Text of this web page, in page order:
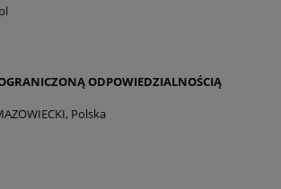
ODPOWIEDZIALNOŚCIĄ
Polska